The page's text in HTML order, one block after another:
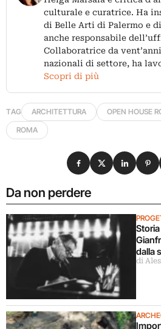
culturale e curatrice. Ha
di Belle Arti di Palermo e
anche responsabile
Collaboratrice da
nazionali di settore, ha
Scopri di più
TAG ARCHITETTURA OPEN HOUSE
ROMA
Da non perdere
dalla
di
Condividi su
Condividi su X
Condividi